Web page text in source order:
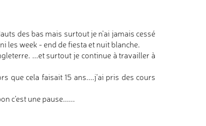
des bas mais surtout je n'ai jamais cessé
les week - end de fiesta et nuit blanche.
...et surtout je continue à travailler à
que cela faisait 15 ans....j'ai pris des cours
c'est une pause......